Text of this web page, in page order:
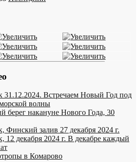
31.12.2024. Встречаем Новый Год под
волны
берег накануне Нового Года, 30
Финский залив 27 декабря 2024 г.
12 декабря 2024 г. В декабре каждый
в Комарово